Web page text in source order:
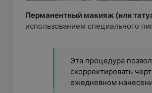
Перманентный макияж (или
использованием специального
Эта процедура
скорректировать
ежедневном